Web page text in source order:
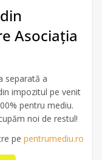
Asociația
separată a
impozitul pe venit
pentru mediu.
noi de restul!
pe pentrumediu.ro